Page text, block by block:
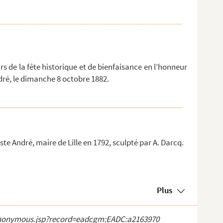
de la fête historique et de bienfaisance en l’honneur
le dimanche 8 octobre 1882.
André, maire de Lille en 1792, sculpté par A. Darcq.
Plus